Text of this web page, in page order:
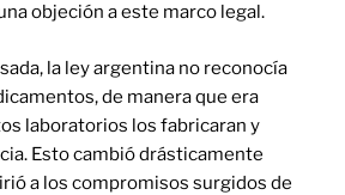
objeción a este marco legal.
la ley argentina no reconocía
de manera que era
laboratorios los fabricaran y
Esto cambió drásticamente
a los compromisos surgidos de